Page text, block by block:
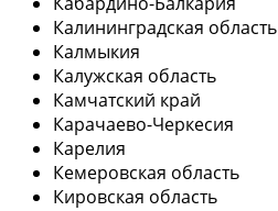
Калининградская область
Калмыкия
Калужская область
Камчатский край
Карачаево-Черкесия
Карелия
Кемеровская область
Кировская область